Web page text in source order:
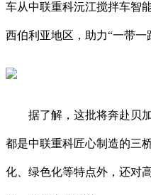
车从中联重科沅江搅拌车智
西伯利亚地区，助力“一带一
据了解，这批将奔赴贝加
都是中联重科匠心制造的三
化、绿色化等特点外，还对